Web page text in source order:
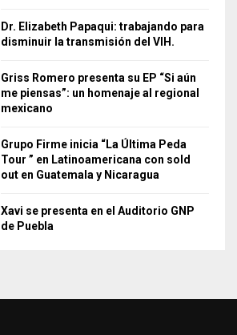
Dr. Elizabeth Papaqui: trabajando para
disminuir la transmisión del VIH.
Griss Romero presenta su EP “Si aún
me piensas”: un homenaje al regional
mexicano
Grupo Firme inicia “La Última Peda
Tour ” en Latinoamericana con sold
out en Guatemala y Nicaragua
Xavi se presenta en el Auditorio GNP
de Puebla